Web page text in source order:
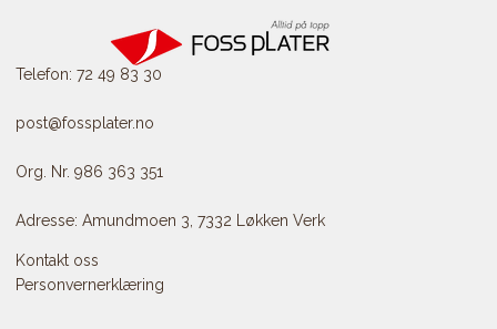
Telefon: 72 49 83 30
post@fossplater.no
Org. Nr. 986 363 351
Adresse: Amundmoen 3, 7332 Løkken Verk
Kontakt oss
Personvernerklæring